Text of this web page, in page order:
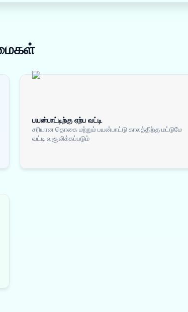
பயன்பாட்டிற்கு ஏற்ப வட்டி
சரியான தொகை மற்றும் பயன்பாட்டு காலத்திற்கு மட்டுமே
வட்டி வசூலிக்கப்படும்